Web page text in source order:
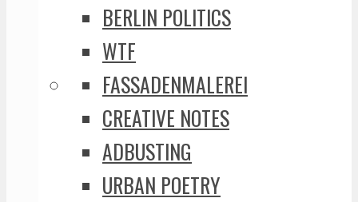
BERLIN POLITICS
WTF
FASSADENMALEREI
CREATIVE NOTES
ADBUSTING
URBAN POETRY